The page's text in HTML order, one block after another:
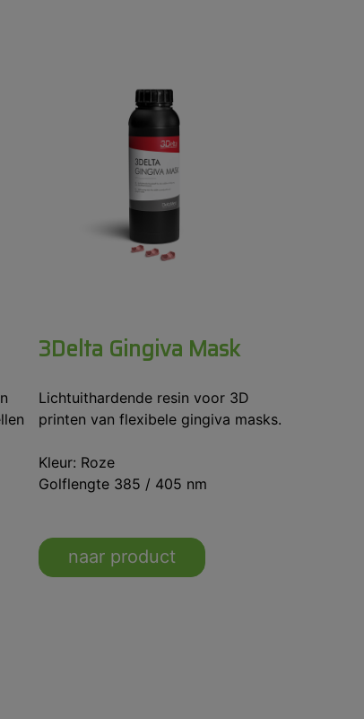
3Delta Gingiva Mask
Lichtuithardende resin voor 3D
printen van flexibele gingiva masks.
Kleur: Roze
Golflengte 385 / 405 nm
naar product